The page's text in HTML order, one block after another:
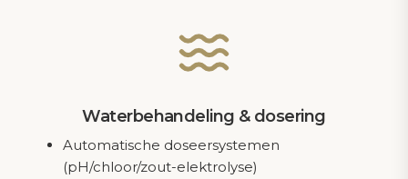
Waterbehandeling & dosering
Automatische doseersystemen
(pH/chloor/zout-elektrolyse)